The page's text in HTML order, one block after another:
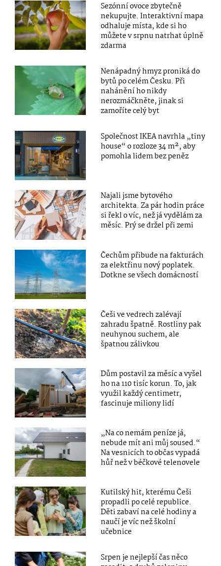
Sezónní ovoce zbytečně
nekupujte. Interaktivní mapa
odhaluje místa, kde si ho
můžete v srpnu natrhat úplně
zdarma
Nenápadný hmyz proniká do
bytů po celém Česku. Při
nahánění ho nikdy
nerozmáčkněte, jinak si
zamoříte celý byt
Společnost IKEA navrhla „tiny
house“ o rozloze 34 m², aby
pomohla lidem bez peněz
Najali jsme bytového
architekta. Za pár hodin práce
si řekl o víc, než já vydělám za
měsíc. Prý se držel při zemi
Čechům přibude na fakturách
za elektřinu nový poplatek.
Dotkne se všech domácností
Češi ve vedrech zalévají
zahradu špatně. Rostliny pak
neuhynou suchem, ale
špatnou zálivkou
Dům postavil za měsíc a vyšel
ho na 110 tisíc korun. To, jak
využil každý centimetr,
fascinuje miliony lidí
„Na co nemám peníze já,
nebude mít ani můj soused.“
Na vesnicích to občas vypadá
hůř než v béčkové telenovele
Kutilský hit, kterému Češi
propadli po celé republice.
Děti zabaví na celé hodiny a
naučí je víc než školní
učebnice
Srpen je nejlepší čas něco